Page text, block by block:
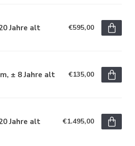
Jahre alt €595,00
± 8 Jahre alt €135,00
Jahre alt €1.495,00